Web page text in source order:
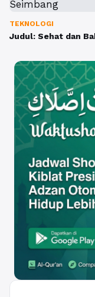
TEKNOLOGI
Judul: Sehat dan